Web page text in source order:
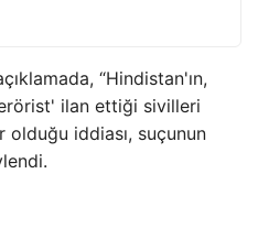
“Hindistan'ın,
ilan ettiği sivilleri
olduğu iddiası, suçunun